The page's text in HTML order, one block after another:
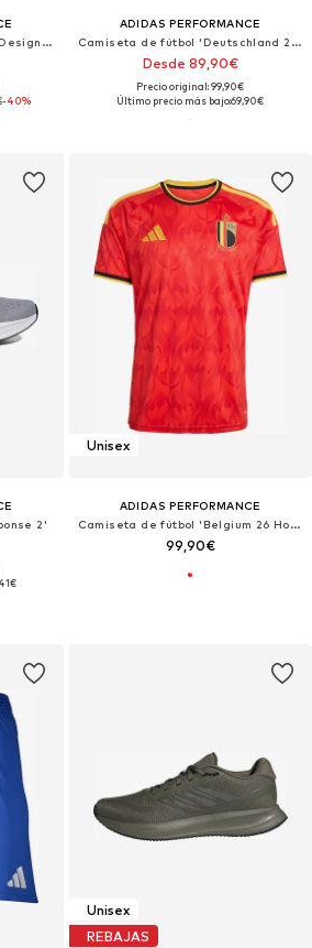
regular Pantalón deportivo 'Designed For Training'
-40%
ADIDAS PERFORMANCE
Camiseta de fútbol 'Deutschland 26 Home'
Desde 89,90€
Precio original: 99,90€
Último precio más bajo:69,90€
2'
Unisex
ADIDAS PERFORMANCE
Camiseta de fútbol 'Belgium 26 Home'
99,90€
Unisex
REBAJAS